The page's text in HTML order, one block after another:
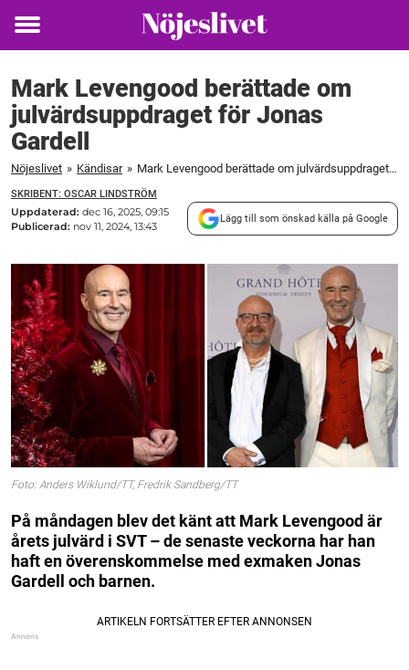
Toggle
Mark Levengood berättade om
julvärdsuppdraget för Jonas
Gardell
Nöjeslivet » Kändisar » Mark Levengood berättade om julvärdsuppdraget för Jonas Gardell
SKRIBENT: OSCAR LINDSTRÖM
Uppdaterad: dec 16, 2025, 09:15
Publicerad: nov 11, 2024, 13:43
Lägg till som önskad källa på Google
Foto: Anders Wiklund/TT, Fredrik Sandberg/TT
På måndagen blev det känt att Mark Levengood är
årets julvärd i SVT – de senaste veckorna har han
haft en överenskommelse med exmaken Jonas
Gardell och barnen.